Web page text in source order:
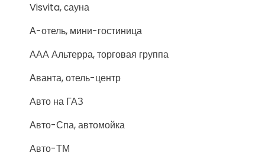
Visvita, сауна
А-отель, мини-гостиница
ААА Альтерра, торговая группа
Аванта, отель-центр
Авто на ГАЗ
Авто-Спа, автомойка
Авто-ТМ